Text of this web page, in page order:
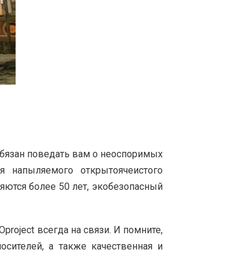
поведать вам о неоспоримых
открытоячеистого
более 50 лет, экобезопасный
всегда на связи. И помните,
а также качественная и